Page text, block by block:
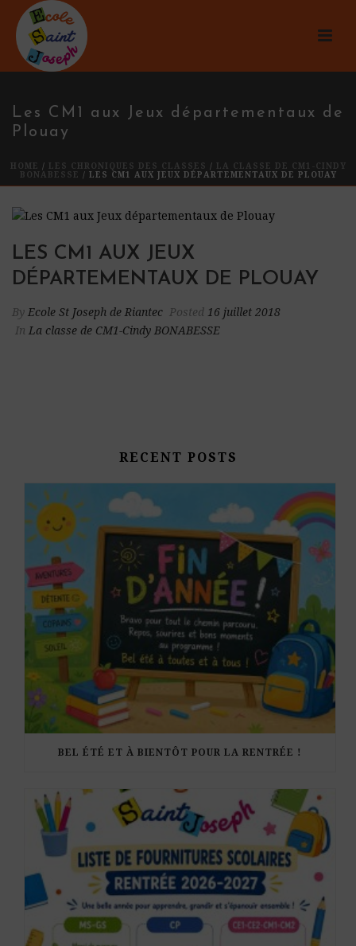
Les CM1 aux Jeux départementaux de
Plouay
HOME / LES CHRONIQUES DES CLASSES /
LA CLASSE DE CM1-CINDY
BONABESSE
/ LES CM1 AUX JEUX DÉPARTEMENTAUX DE PLOUAY
LES CM1 AUX JEUX
DÉPARTEMENTAUX DE PLOUAY
By Ecole St Joseph de Riantec Posted 16 juillet 2018
In La classe de CM1-Cindy BONABESSE
RECENT POSTS
BEL ÉTÉ ET À BIENTÔT POUR LA RENTRÉE !